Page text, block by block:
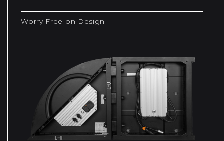
Worry Free on Design